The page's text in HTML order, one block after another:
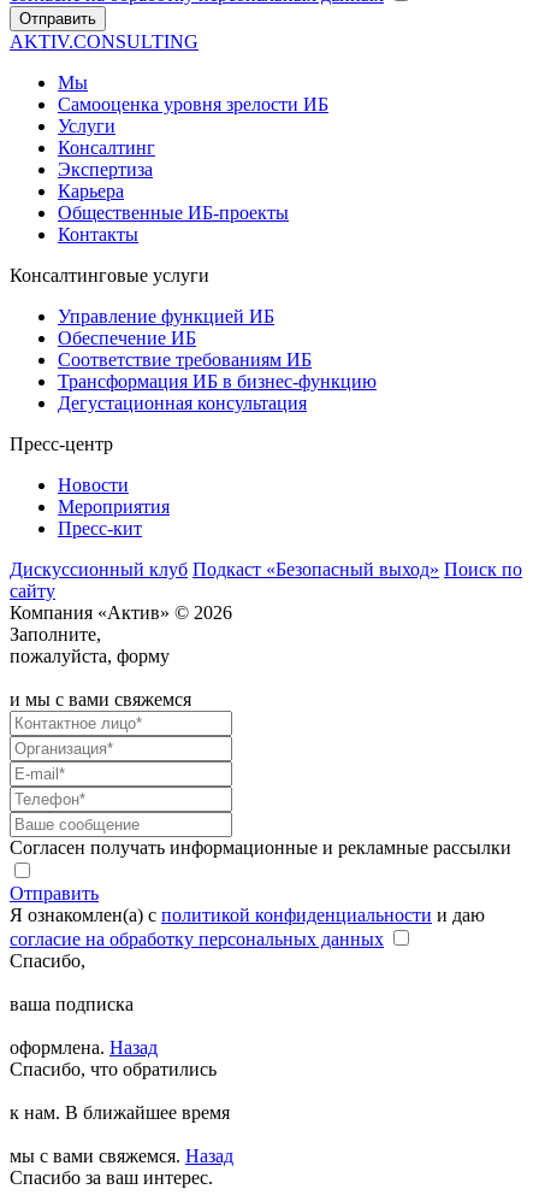
Отправить
AKTIV.CONSULTING
Мы
Самооценка уровня зрелости ИБ
Услуги
Консалтинг
Экспертиза
Карьера
Общественные ИБ-проекты
Контакты
Консалтинговые услуги
Управление функцией ИБ
Обеспечение ИБ
Соответствие требованиям ИБ
Трансформация ИБ в бизнес-функцию
Дегустационная консультация
Пресс-центр
Новости
Мероприятия
Пресс-кит
Дискуссионный клуб Подкаст «Безопасный выход» Поиск по
сайту
Компания «Актив» © 2026
Заполните,
пожалуйста, форму
и мы с вами свяжемся
Согласен получать информационные и рекламные рассылки
Отправить
Я ознакомлен(а) с политикой конфиденциальности и даю
согласие на обработку персональных данных
Спасибо,
ваша подписка
оформлена. Назад
Спасибо, что обратились
к нам. В ближайшее время
мы с вами свяжемся. Назад
Спасибо за ваш интерес.